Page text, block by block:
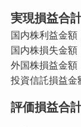
実現損益合
国内株利益金
国内株損失金
外国株損益金
投資信託損益金
評価損益合計